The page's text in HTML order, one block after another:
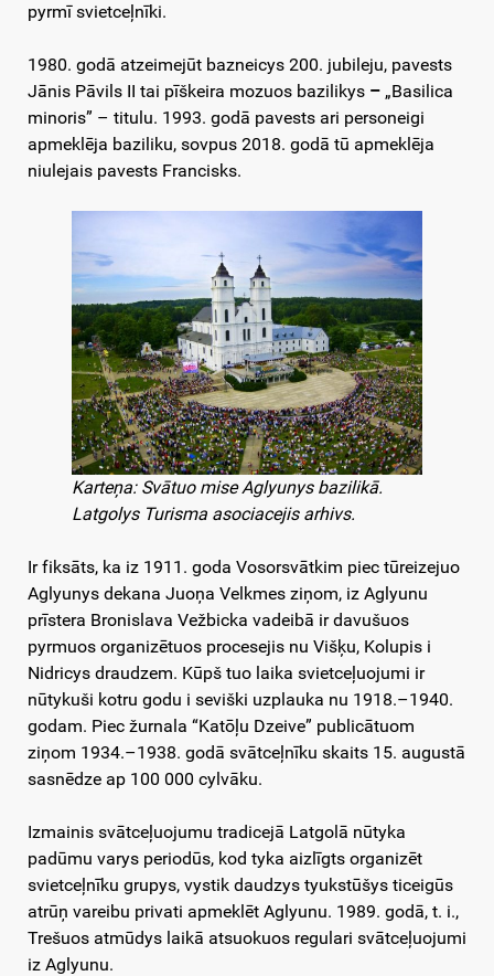
pyrmī svietceļnīki.
1980. godā atzeimejūt bazneicys 200. jubileju, pavests
Jānis Pāvils II tai pīškeira mozuos bazilikys – „Basilica
minoris” – titulu. 1993. godā pavests ari personeigi
apmeklēja baziliku, sovpus 2018. godā tū apmeklēja
niulejais pavests Francisks.
Karteņa: Svātuo mise Aglyunys bazilikā.
Latgolys Turisma asociacejis arhivs.
Ir fiksāts, ka iz 1911. goda Vosorsvātkim piec tūreizejuo
Aglyunys dekana Juoņa Velkmes ziņom, iz Aglyunu
prīstera Bronislava Vežbicka vadeibā ir davušuos
pyrmuos organizētuos procesejis nu Višķu, Kolupis i
Nidricys draudzem. Kūpš tuo laika svietceļuojumi ir
nūtykuši kotru godu i seviški uzplauka nu 1918.–1940.
godam. Piec žurnala “Katōļu Dzeive” publicātuom
ziņom 1934.–1938. godā svātceļnīku skaits 15. augustā
sasnēdze ap 100 000 cylvāku.
Izmainis svātceļuojumu tradicejā Latgolā nūtyka
padūmu varys periodūs, kod tyka aizlīgts organizēt
svietceļnīku grupys, vystik daudzys tyukstūšys ticeigūs
atrūņ vareibu privati apmeklēt Aglyunu. 1989. godā, t. i.,
Trešuos atmūdys laikā atsuokuos regulari svātceļuojumi
iz Aglyunu.